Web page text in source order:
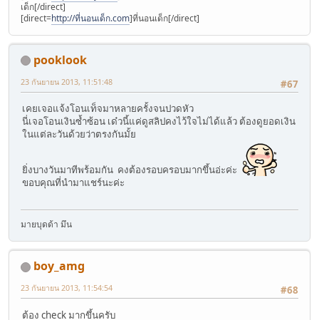
เด็ก[/direct]
[direct=http://ที่นอนเด็ก.com]ที่นอนเด็ก[/direct]
pooklook
#67
23 กันยายน 2013, 11:51:48
เคยเจอแจ้งโอนเท็จมาหลายครั้งจนปวดหัว
นี่เจอโอนเงินซ้ำซ้อน เด๋วนี้แค่ดูสลิปคงไว้ใจไม่ได้แล้ว ต้องดูยอดเงิน
ในแต่ละวันด้วยว่าตรงกันมั้ย
ยิ่งบางวันมาทีพร้อมกัน คงต้องรอบครอบมากขึ้นอ่ะค่ะ
ขอบคุณที่นำมาแชร์นะค่ะ
มายบุดด้า มึน
boy_amg
#68
23 กันยายน 2013, 11:54:54
ต้อง check มากขึ้นครับ